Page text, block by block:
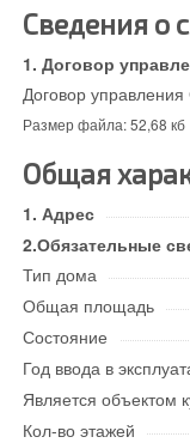
Сведения о
Договор
Договор
Размер файла: 52,68 кб
Общая
Адрес
Обязательные
Тип дома
Общая площадь
Состояние
Год ввода в
Является объектом
Кол-во этажей